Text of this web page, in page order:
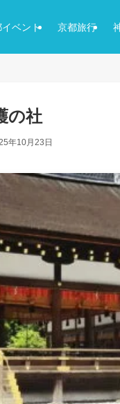
イベント 京都旅行
の社
年10月23日